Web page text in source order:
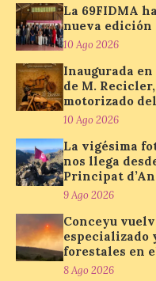
horas.
participar. El Gobierno
colaboración con la
Alto Valle del Aragón y
Inaugurada en
muestra
monástica
10 Ago 2026
los
iniciativa
La 69FIDMA
nueva edición
10 Ago 2026
Inaugurada
de M.
motorizado
10 Ago 2026
La vigésima
nos llega
Principat
9 Ago 2026
Conceyu
especializado
forestales en
8 Ago 2026